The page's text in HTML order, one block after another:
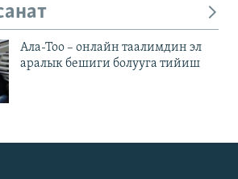
Ала-Тоо – онлайн таалимдин эл
аралык бешиги болууга тийиш